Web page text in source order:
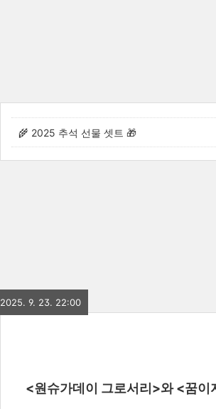
🌾 2025 추석 선물 셋트 🎁
2025. 9. 23. 22:00
<원슈가데이 그로서리>와 <꿈